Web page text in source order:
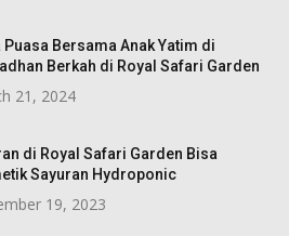
Puasa Bersama Anak Yatim di
Berkah di Royal Safari Garden
21, 2024
di Royal Safari Garden Bisa
Sayuran Hydroponic
19, 2023